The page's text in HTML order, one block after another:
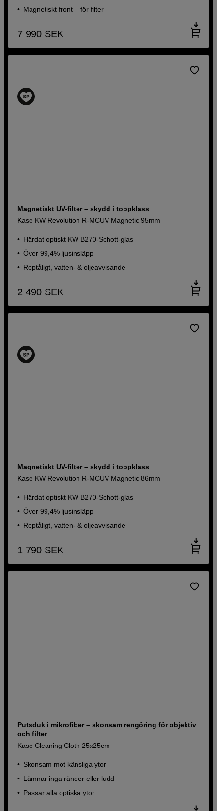
Magnetiskt front – för filter
7 990 SEK
Magnetiskt UV-filter – skydd i toppklass
Kase KW Revolution R-MCUV Magnetic 95mm
Härdat optiskt KW B270-Schott-glas
Över 99,4% ljusinsläpp
Reptåligt, vatten- & oljeavvisande
2 490 SEK
Magnetiskt UV-filter – skydd i toppklass
Kase KW Revolution R-MCUV Magnetic 86mm
Härdat optiskt KW B270-Schott-glas
Över 99,4% ljusinsläpp
Reptåligt, vatten- & oljeavvisande
1 790 SEK
Putsduk i mikrofiber – skonsam rengöring för objektiv
och filter
Kase Cleaning Cloth 25x25cm
Skonsam mot känsliga ytor
Lämnar inga ränder eller ludd
Passar alla optiska ytor